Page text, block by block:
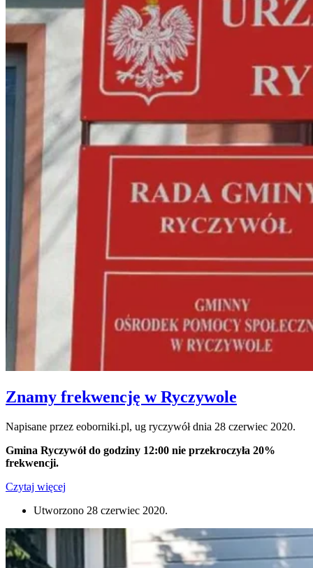
Znamy frekwencję w Ryczywole
Napisane przez eoborniki.pl, ug ryczywół dnia 28 czerwiec 2020.
Gmina Ryczywół do godziny 12:00 nie przekroczyła 20%
frekwencji.
Czytaj więcej
Utworzono 28 czerwiec 2020.